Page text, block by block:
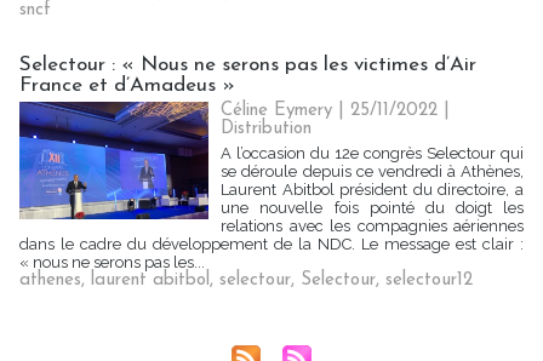
sncf
Selectour : « Nous ne serons pas les victimes d’Air
France et d’Amadeus »
Céline Eymery | 25/11/2022
Distribution
A l’occasion du 12e congrès Selectour qui
se déroule depuis ce vendredi à Athènes,
Laurent Abitbol président du directoire, a
une nouvelle fois pointé du doigt les
relations avec les compagnies aériennes
dans le cadre du développement de la NDC. Le message est clair :
« nous ne serons pas les...
athenes, laurent abitbol, selectour, Selectour, selectour12